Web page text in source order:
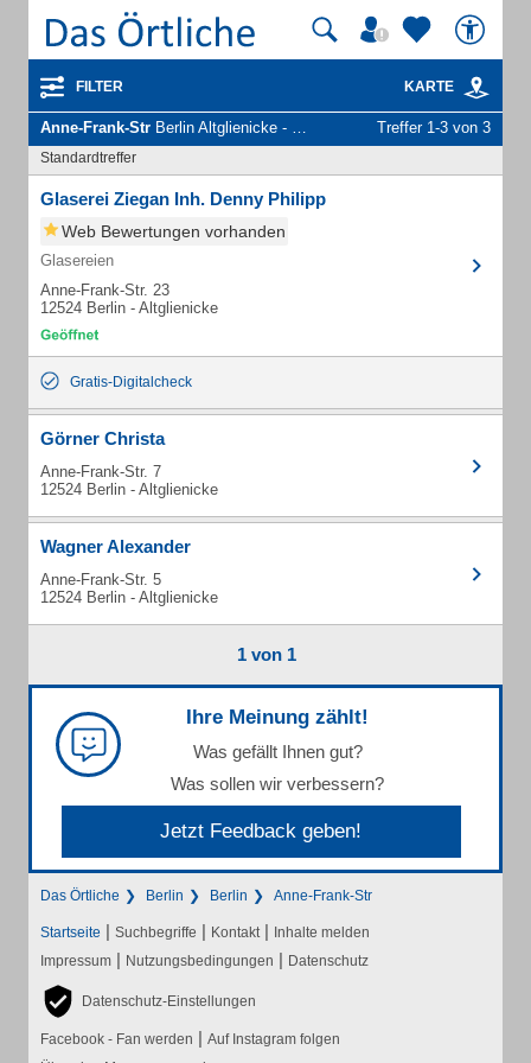
FILTER KARTE
Anne-Frank-Str Berlin Altglienicke - Unternehmen und Personen Treffer 1-3 von 3
Standardtreffer
Glaserei Ziegan Inh. Denny Philipp
Web Bewertungen vorhanden
Glasereien
Anne-Frank-Str. 23
12524 Berlin - Altglienicke
Gratis-Digitalcheck
Görner Christa
Anne-Frank-Str. 7
12524 Berlin - Altglienicke
Wagner Alexander
Anne-Frank-Str. 5
12524 Berlin - Altglienicke
1 von 1
Ihre Meinung zählt!
Was gefällt Ihnen gut?
Was sollen wir verbessern?
Jetzt Feedback geben!
Das Örtliche Berlin Berlin Anne-Frank-Str
Startseite | Suchbegriffe | Kontakt | Inhalte melden
Impressum | Nutzungsbedingungen | Datenschutz
Datenschutz-Einstellungen
Facebook - Fan werden | Auf Instagram folgen